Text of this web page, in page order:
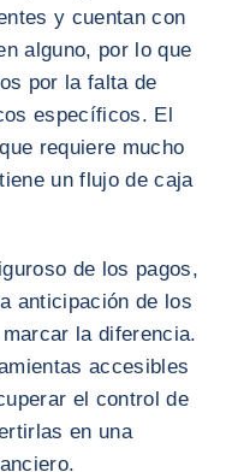
y cuentan con
alguno, por lo que
por la falta de
específicos. El
requiere mucho
un flujo de caja
de los pagos,
anticipación de los
la diferencia.
accesibles
el control de
en una